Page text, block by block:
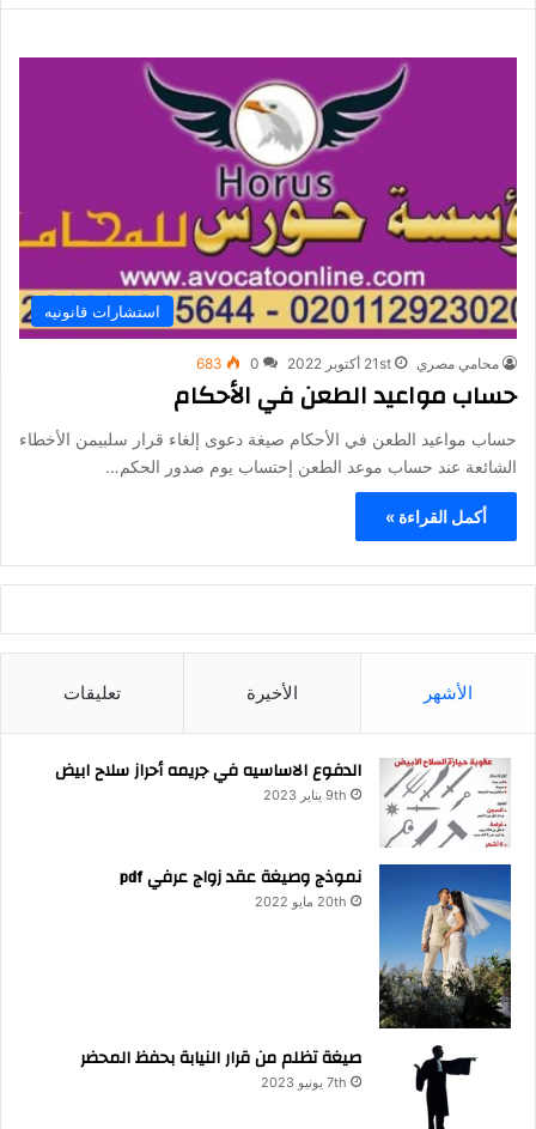
استشارات قانونيه
محامي مصري 21st أكتوبر 2022 0
683
حساب مواعيد الطعن في الأحكام
حساب مواعيد الطعن في الأحكام صيغة دعوى إلغاء قرار سلبيمن الأخطاء
الشائعة عند حساب موعد الطعن إحتساب يوم صدور الحكم…
أكمل القراءة »
الأشهر الأخيرة تعليقات
الدفوع الاساسيه في جريمه أحراز سلاح ابيض
9th يناير 2023
نموذج وصيغة عقد زواج عرفي pdf
20th مايو 2022
صيغة تظلم من قرار النيابة بحفظ المحضر
7th يونيو 2023